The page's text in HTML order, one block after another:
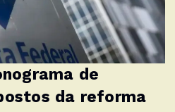
de
da reforma